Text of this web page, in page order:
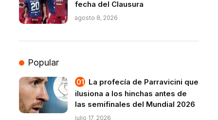
fecha del Clausura
agosto 8, 2026
Popular
La profecía de Parravicini que
ilusiona a los hinchas antes de
las semifinales del Mundial 2026
julio 17, 2026